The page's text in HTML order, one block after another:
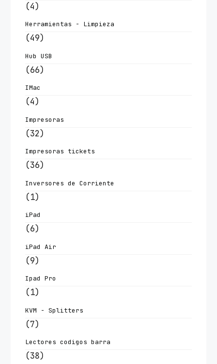
(4)
Herramientas - Limpieza
(49)
Hub USB
(66)
IMac
(4)
Impresoras
(32)
Impresoras tickets
(36)
Inversores de Corriente
(1)
iPad
(6)
iPad Air
(9)
Ipad Pro
(1)
KVM - Splitters
(7)
Lectores codigos barra
(38)